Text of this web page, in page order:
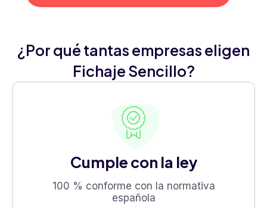
¿Por qué tantas empresas eligen
Fichaje Sencillo?
Cumple con la ley
100 % conforme con la normativa
española